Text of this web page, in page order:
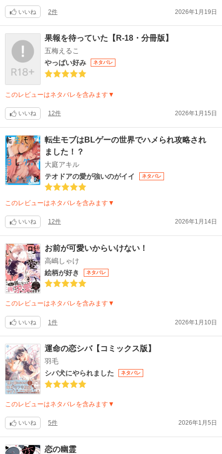
いいね 2件 2026年1月19日
果報を待っていた【R-18・分冊版】
五梅えるこ
やっばい好み
ネタバレ
このレビューはネタバレを含みます▼
いいね 12件 2026年1月15日
転生モブはBLゲーの世界でハメられ攻略され
ました！？
大庭アキル
テオドアの愛が強いのがイイ
ネタバレ
このレビューはネタバレを含みます▼
いいね 12件 2026年1月14日
お前が可愛いからいけない！
高嶋しゃけ
絵柄が好き
ネタバレ
このレビューはネタバレを含みます▼
いいね 1件 2026年1月10日
運命の恋シバ【コミックス版】
羽毛
シバ犬にやられました
ネタバレ
このレビューはネタバレを含みます▼
いいね 5件 2026年1月5日
恋の幽霊